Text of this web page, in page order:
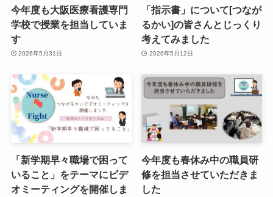
今年度も大阪医療看護専門
学校で授業を担当していま
す
2026年5月31日
「指示書」について[つなが
るかい]の皆さんとじっくり
考えてみました
2026年5月12日
「新学期早々職場で困って
いること」をテーマにビデ
オミーティングを開催しま
今年度も春休み中の職員研
修を担当させていただきま
した